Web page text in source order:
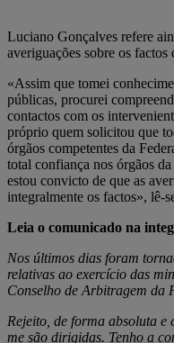
Luciano Gonçalves refere
averiguações sobre os
«Assim que tomei
públicas, procurei
contactos com os
próprio quem solicitou que
órgãos competentes da
total confiança nos órgãos
estou convicto de que as
integralmente os factos», lê-
Leia o comunicado na
Nos últimos dias foram
relativas ao exercício das
Conselho de Arbitragem da
Rejeito, de forma absoluta e
me são dirigidas. Tenho a